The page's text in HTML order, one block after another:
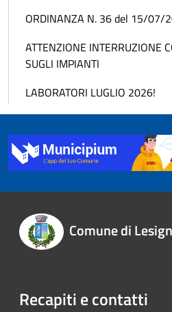
ORDINANZA N. 36 del 15/07/
ATTENZIONE INTERRUZIONE
SUGLI IMPIANTI
LABORATORI LUGLIO 2026!
Comune di
Recapiti e contatti